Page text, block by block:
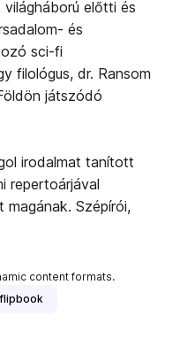
előtti és
és
sci-fi
filológus, dr. Ransom
játszódó
irodalmat tanított
repertoárjával
Szépírói,
content formats.